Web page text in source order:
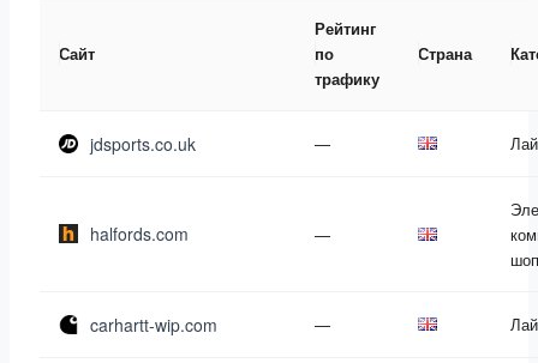
Сайт
Рейтинг
по
трафику
Страна
jdsports.co.uk —
halfords.com —
carhartt-wip.com —